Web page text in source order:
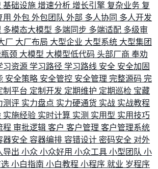
基础设施 增速分析 增长引擎 复杂业务 复
用 外包 外包团队 外部 多人协同 多人开发
多模态大模型 多端同步 多端适配 多级审
厂 大厂布局 大型企业 大型系统 大型集团
颈 大模型 大模型低代码 头部厂商 奉劝
习资源 学习路径 学习路线 安全 安全加固
安全策略 安全管控 安全管理 完整源码 完
制平台 定制开发 定期维护 定期巡检 宝藏
测评 实力盘点 实力硬通货 实战 实战教程
实施经验 实时计算 实测 实用型 实用技巧
程 审批逻辑 客户 客户管理 客户管理系统
器安全 容器编排 容错设计 密码安全 对外
导出 小众 小众好用 小众工具 小型团队 小
小白指南 小白教程 小程序 就业 岁程序